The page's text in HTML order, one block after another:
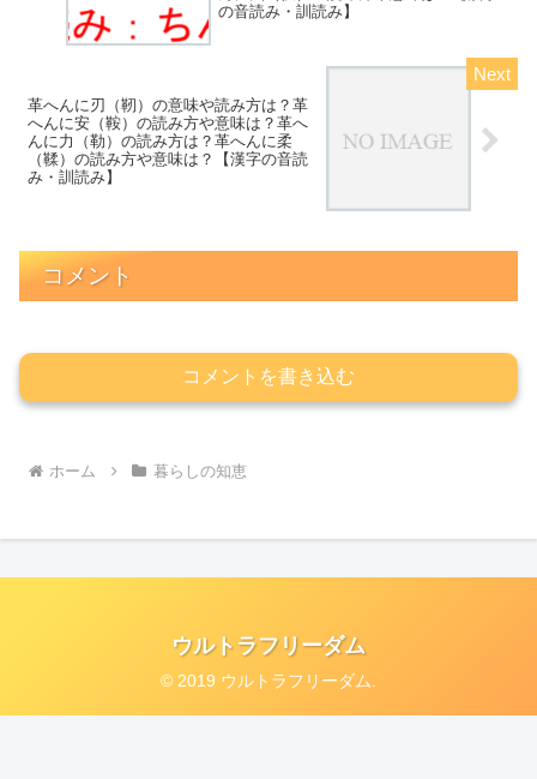
の音読み・訓読み】
革へんに刃（靭）の意味や読み方は？革
へんに安（鞍）の読み方や意味は？革へ
んに力（勒）の読み方は？革へんに柔
（鞣）の読み方や意味は？【漢字の音読
み・訓読み】
コメント
コメントを書き込む
ホーム 暮らしの知恵
ウルトラフリーダム
© 2019 ウルトラフリーダム.